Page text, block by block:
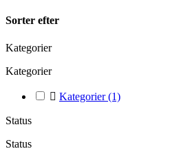
Sorter efter
Kategorier
Kategorier
 Kategorier(1)
Status
Status